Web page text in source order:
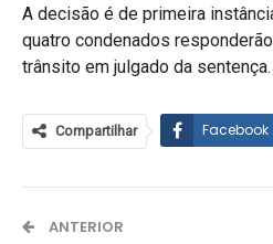
A decisão é de primeira
quatro condenados
trânsito em julgado da sentença.
Compartilhar Facebook
ANTERIOR